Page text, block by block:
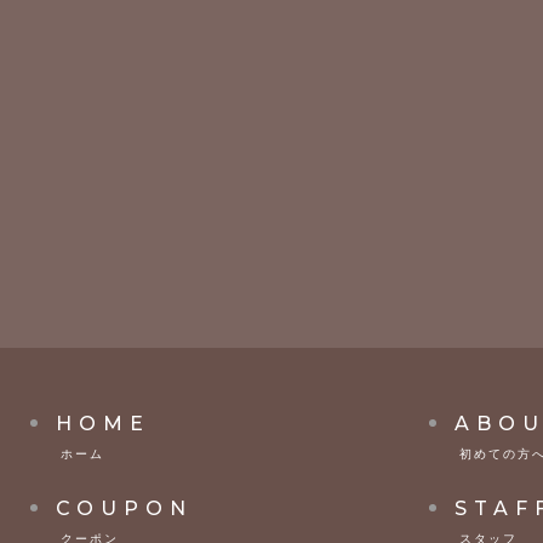
HOME
ホーム 初めての方へ
COUPON
クーポン スタッフ